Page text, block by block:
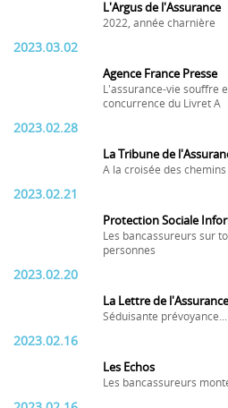
L'Argus de l'Assurance
2022, année charnière
2023.03.02
Agence France Presse
L'assurance-vie souffre
concurrence du Livret A
2023.02.28
La Tribune de
A la croisée des chemins
2023.02.21
Protection Sociale
Les bancassureurs sur
personnes
2023.02.20
La Lettre de l'Assurance
Séduisante prévoyance...
2023.02.16
Les Echos
Les bancassureurs